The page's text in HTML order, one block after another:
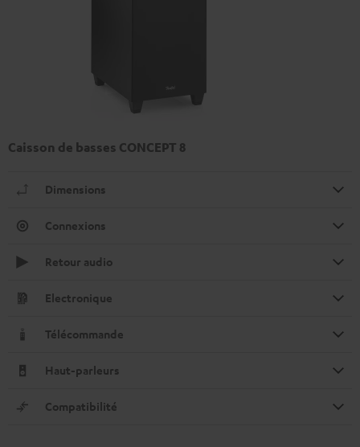
Caisson de basses CONCEPT 8
Dimensions
Connexions
Retour audio
Electronique
Télécommande
Haut-parleurs
Compatibilité